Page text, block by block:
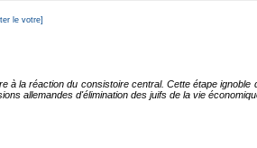
le votre]
à la réaction du consistoire central. Cette étape ignoble
allemandes d'élimination des juifs de la vie